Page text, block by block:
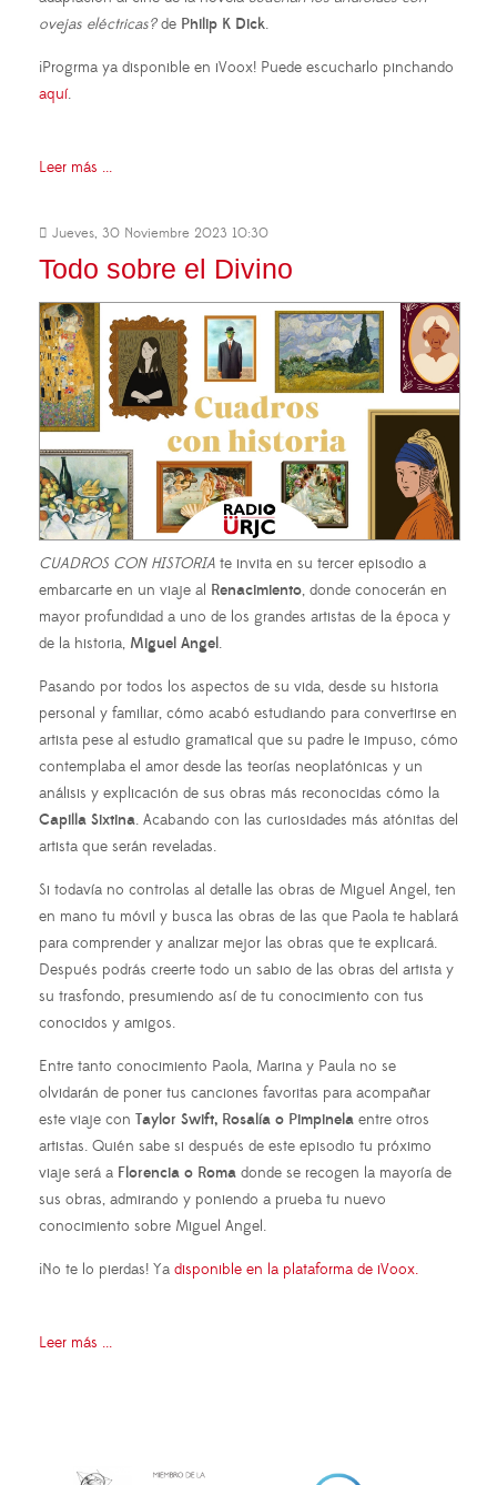
ovejas eléctricas?de Philip K Dick.
¡Progrma ya disponible en iVoox! Puede escucharlo pinchando
aquí.
Leer más ...
Jueves, 30 Noviembre 2023 10:30
Todo sobre el Divino
CUADROS CON HISTORIA te invita en su tercer episodio a
embarcarte en un viaje al Renacimiento, donde conocerán en
mayor profundidad a uno de los grandes artistas de la época y
de la historia, Miguel Angel.
Pasando por todos los aspectos de su vida, desde su historia
personal y familiar, cómo acabó estudiando para convertirse en
artista pese al estudio gramatical que su padre le impuso, cómo
contemplaba el amor desde las teorías neoplatónicas y un
análisis y explicación de sus obras más reconocidas cómo la
Capilla Sixtina. Acabando con las curiosidades más atónitas del
artista que serán reveladas.
Si todavía no controlas al detalle las obras de Miguel Angel, ten
en mano tu móvil y busca las obras de las que Paola te hablará
para comprender y analizar mejor las obras que te explicará.
Después podrás creerte todo un sabio de las obras del artista y
su trasfondo, presumiendo así de tu conocimiento con tus
conocidos y amigos.
Entre tanto conocimiento Paola, Marina y Paula no se
olvidarán de poner tus canciones favoritas para acompañar
este viaje con Taylor Swift, Rosalía o Pimpinela entre otros
artistas. Quién sabe si después de este episodio tu próximo
viaje será a Florencia o Roma donde se recogen la mayoría de
sus obras, admirando y poniendo a prueba tu nuevo
conocimiento sobre Miguel Angel.
¡No te lo pierdas! Ya disponible en la plataforma de iVoox.
Leer más ...